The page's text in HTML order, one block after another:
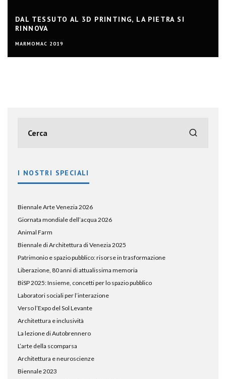
DAL TESSUTO AL 3D PRINTING, LA PIETRA SI
RINNOVA
MARMOMAC 2019
I NOSTRI SPECIALI
Biennale Arte Venezia 2026
Giornata mondiale dell’acqua 2026
Animal Farm
Biennale di Architettura di Venezia 2025
Patrimonio e spazio pubblico: risorse in trasformazione
Liberazione, 80 anni di attualissima memoria
BiSP 2025: Insieme, concetti per lo spazio pubblico
Laboratori sociali per l’interazione
Verso l’Expo del Sol Levante
Architettura e inclusività
La lezione di Autobrennero
L’arte della scomparsa
Architettura e neuroscienze
Biennale 2023